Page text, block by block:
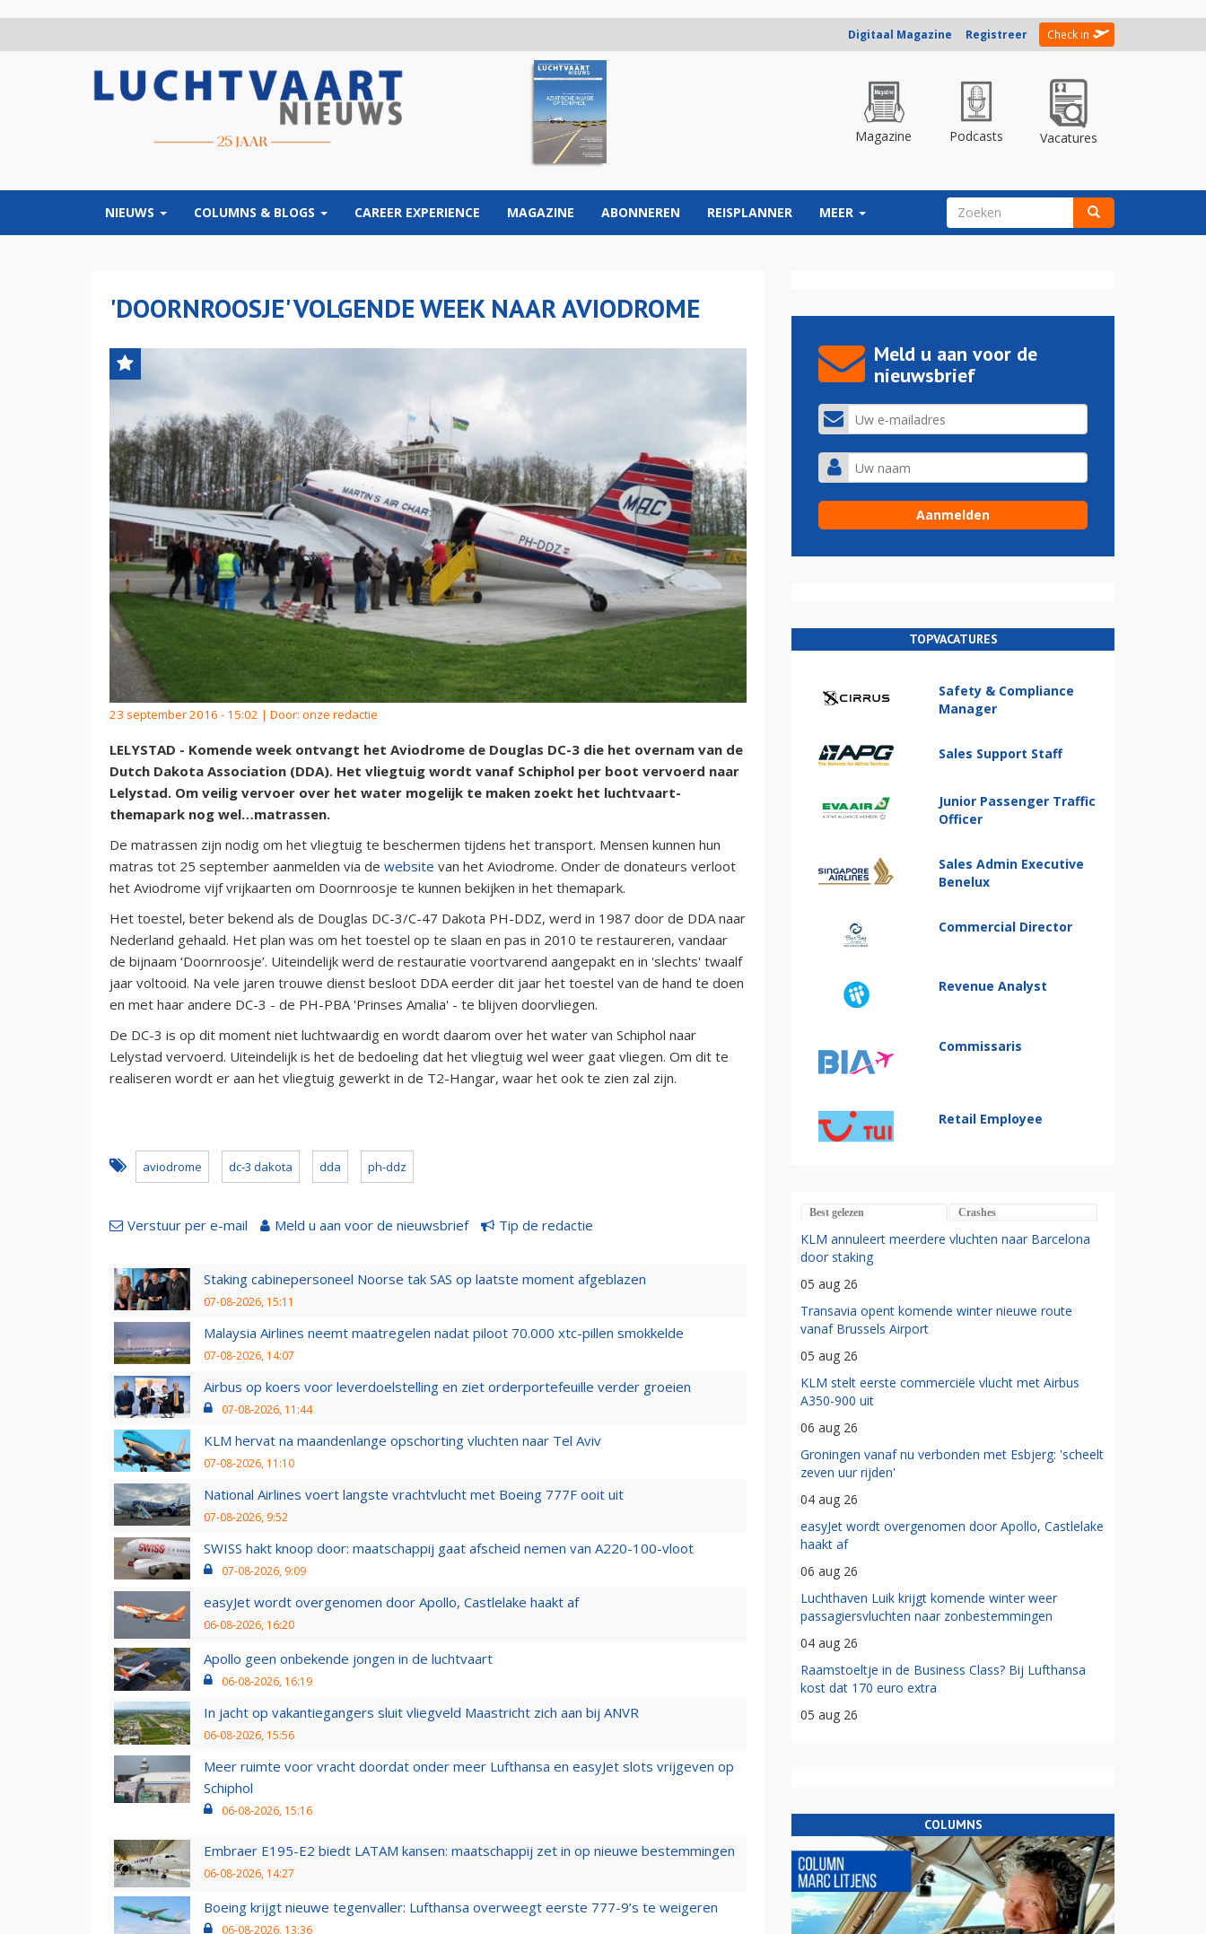
Digitaal Magazine Registreer Check in
Magazine Podcasts Vacatures
NIEUWS COLUMNS & BLOGS CAREER EXPERIENCE MAGAZINE ABONNEREN REISPLANNER MEER ZOEKVELD
'DOORNROOSJE' VOLGENDE WEEK NAAR AVIODROME
23 september 2016 - 15:02 | Door: onze redactie
LELYSTAD - Komende week ontvangt het Aviodrome de Douglas DC-3 die het overnam van de
Dutch Dakota Association (DDA). Het vliegtuig wordt vanaf Schiphol per boot vervoerd naar
Lelystad. Om veilig vervoer over het water mogelijk te maken zoekt het luchtvaart-
themapark nog wel…matrassen.
De matrassen zijn nodig om het vliegtuig te beschermen tijdens het transport. Mensen kunnen hun
matras tot 25 september aanmelden via de website van het Aviodrome. Onder de donateurs verloot
het Aviodrome vijf vrijkaarten om Doornroosje te kunnen bekijken in het themapark.
Het toestel, beter bekend als de Douglas DC-3/C-47 Dakota PH-DDZ, werd in 1987 door de DDA naar
Nederland gehaald. Het plan was om het toestel op te slaan en pas in 2010 te restaureren, vandaar
de bijnaam ‘Doornroosje’. Uiteindelijk werd de restauratie voortvarend aangepakt en in 'slechts' twaalf
jaar voltooid. Na vele jaren trouwe dienst besloot DDA eerder dit jaar het toestel van de hand te doen
en met haar andere DC-3 - de PH-PBA 'Prinses Amalia' - te blijven doorvliegen.
De DC-3 is op dit moment niet luchtwaardig en wordt daarom over het water van Schiphol naar
Lelystad vervoerd. Uiteindelijk is het de bedoeling dat het vliegtuig wel weer gaat vliegen. Om dit te
realiseren wordt er aan het vliegtuig gewerkt in de T2-Hangar, waar het ook te zien zal zijn.
aviodrome dc-3 dakota dda ph-ddz
Verstuur per e-mail Meld u aan voor de nieuwsbrief Tip de redactie
Staking cabinepersoneel Noorse tak SAS op laatste moment afgeblazen
07-08-2026, 15:11
Malaysia Airlines neemt maatregelen nadat piloot 70.000 xtc-pillen smokkelde
07-08-2026, 14:07
Airbus op koers voor leverdoelstelling en ziet orderportefeuille verder groeien
07-08-2026, 11:44
KLM hervat na maandenlange opschorting vluchten naar Tel Aviv
07-08-2026, 11:10
National Airlines voert langste vrachtvlucht met Boeing 777F ooit uit
07-08-2026, 9:52
SWISS hakt knoop door: maatschappij gaat afscheid nemen van A220-100-vloot
07-08-2026, 9:09
easyJet wordt overgenomen door Apollo, Castlelake haakt af
06-08-2026, 16:20
Apollo geen onbekende jongen in de luchtvaart
06-08-2026, 16:19
In jacht op vakantiegangers sluit vliegveld Maastricht zich aan bij ANVR
06-08-2026, 15:56
Meer ruimte voor vracht doordat onder meer Lufthansa en easyJet slots vrijgeven op
Schiphol
06-08-2026, 15:16
Embraer E195-E2 biedt LATAM kansen: maatschappij zet in op nieuwe bestemmingen
06-08-2026, 14:27
Boeing krijgt nieuwe tegenvaller: Lufthansa overweegt eerste 777-9’s te weigeren
06-08-2026, 13:36
Meld u aan voor de
nieuwsbrief
TOPVACATURES
Safety & Compliance
Manager
Sales Support Staff
Junior Passenger Traffic
Officer
Sales Admin Executive
Benelux
Commercial Director
Revenue Analyst
Commissaris
Retail Employee
Best gelezen Crashes
KLM annuleert meerdere vluchten naar Barcelona
door staking
05 aug 26
Transavia opent komende winter nieuwe route
vanaf Brussels Airport
05 aug 26
KLM stelt eerste commerciële vlucht met Airbus
A350-900 uit
06 aug 26
Groningen vanaf nu verbonden met Esbjerg: 'scheelt
zeven uur rijden'
04 aug 26
easyJet wordt overgenomen door Apollo, Castlelake
haakt af
06 aug 26
Luchthaven Luik krijgt komende winter weer
passagiersvluchten naar zonbestemmingen
04 aug 26
Raamstoeltje in de Business Class? Bij Lufthansa
kost dat 170 euro extra
05 aug 26
COLUMNS